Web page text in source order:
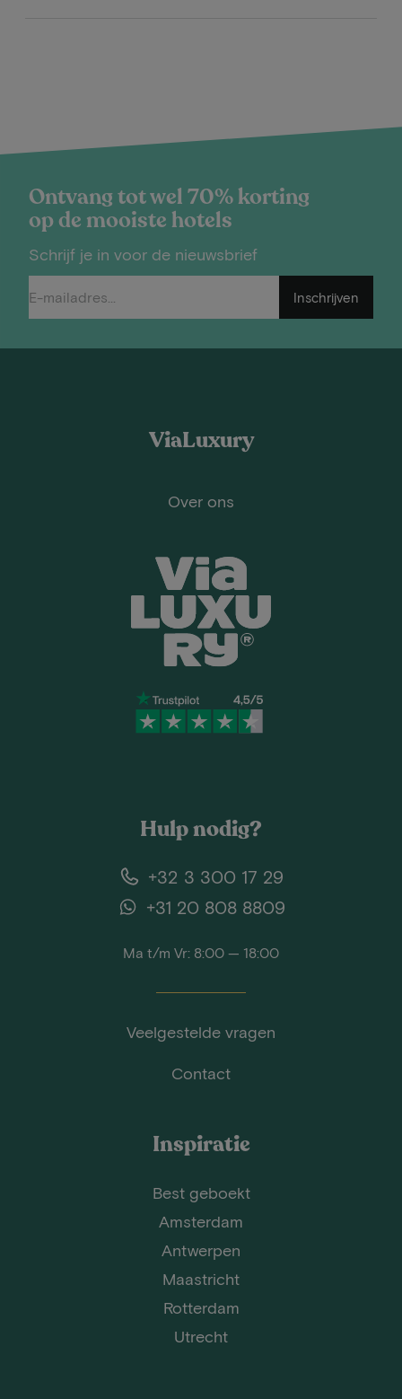
Ontvang tot wel 70% korting
op de mooiste hotels
Schrijf je in voor de nieuwsbrief
Inschrijven
ViaLuxury
Over ons
Hulp nodig?
+32 3 300 17 29
+31 20 808 8809
Ma t/m Vr: 8:00 — 18:00
Veelgestelde vragen
Contact
Inspiratie
Best geboekt
Amsterdam
Antwerpen
Maastricht
Rotterdam
Utrecht